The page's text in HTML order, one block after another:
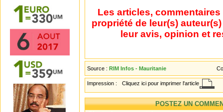
Les articles,
propriété de leur(s)
leur avis, opinion et
Source : RIM Infos - Mauritanie
Impression : Cliquez ici pour imprimer l'article
POSTEZ UN